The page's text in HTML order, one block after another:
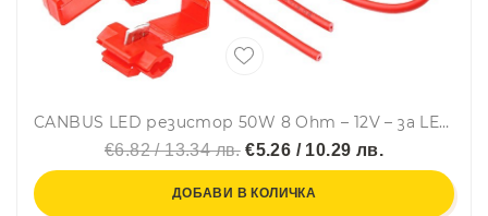
CANBUS LED резистор 50W 8 Ohm – 12V – за LED крушки - Carmotion
€6.82 / 13.34 лв.€5.26 / 10.29 лв.
ДОБАВИ В КОЛИЧКА